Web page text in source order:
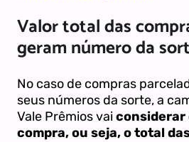
Valor total das
geram número da
No caso de compras
seus números da sorte, a
Vale Prêmios vaiconsiderar
compra, ou seja, o total